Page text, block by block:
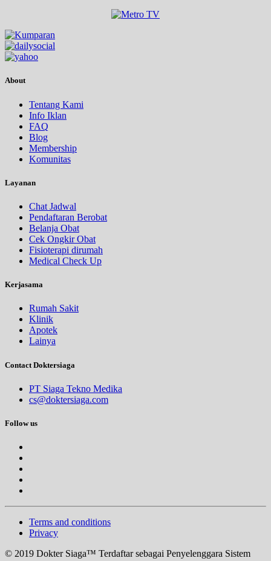
About
Tentang Kami
Info Iklan
FAQ
Blog
Membership
Komunitas
Layanan
Chat Jadwal
Pendaftaran Berobat
Belanja Obat
Cek Ongkir Obat
Fisioterapi dirumah
Medical Check Up
Kerjasama
Rumah Sakit
Klinik
Apotek
Lainya
Contact Doktersiaga
PT Siaga Tekno Medika
cs@doktersiaga.com
Follow us
Terms and conditions
Privacy
© 2019 Dokter Siaga™ Terdaftar sebagai Penyelenggara Sistem